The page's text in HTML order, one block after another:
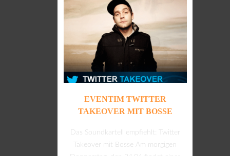
EVENTIM TWITTER
TAKEOVER MIT BOSSE
Das Soundkartell empfiehlt: Twitter
Takeover mit Bosse Am morgigen